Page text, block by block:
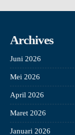
Archives
Juni 2026
Mei 2026
April 2026
Maret 2026
Januari 2026